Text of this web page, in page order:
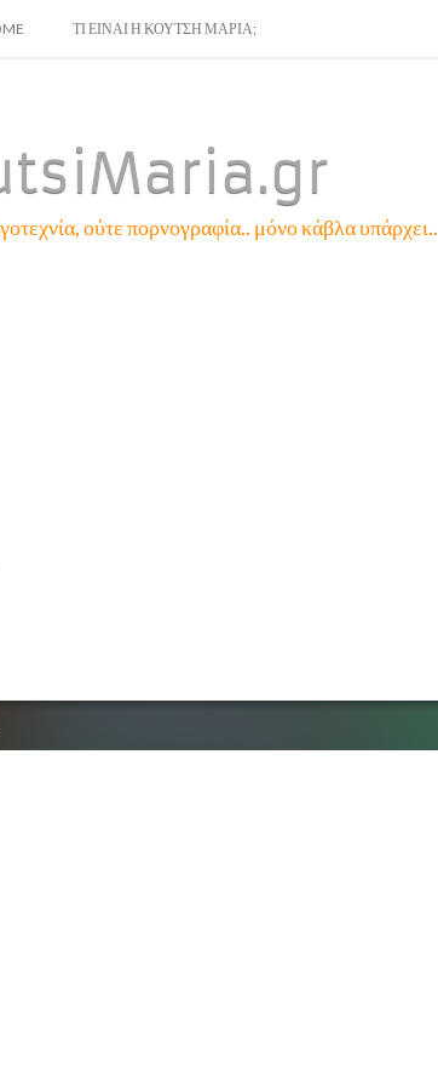
ΤΙ ΕΙΝΑΙ Η ΚΟΥΤΣΗ ΜΑΡΙΑ;
ούτε πορνογραφία.. μόνο κάβλα υπάρχει..